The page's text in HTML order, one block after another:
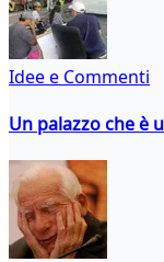
Idee e Commenti
Un palazzo che è